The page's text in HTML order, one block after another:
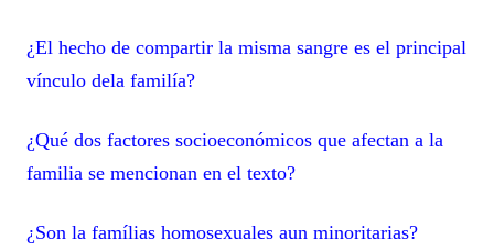
¿El hecho de compartir la misma sangre es el principal
vínculo dela familía?
¿Qué dos factores socioeconómicos que afectan a la
familia se mencionan en el texto?
¿Son la famílias homosexuales aun minoritarias?